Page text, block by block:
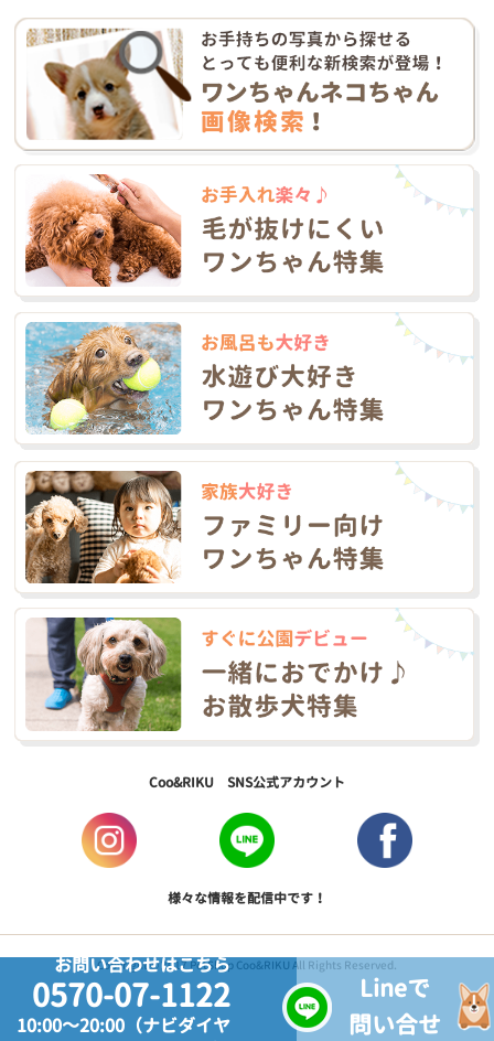
お問い合わせはこちら
0570-07-1122
10:00～20:00（ナビダイヤ
Lineで
問い合せ
Coo&RIKU SNS公式アカウント
様々な情報を配信中です！
Copyright © 2017 PetShop Coo&RIKU All Rights Reserved.